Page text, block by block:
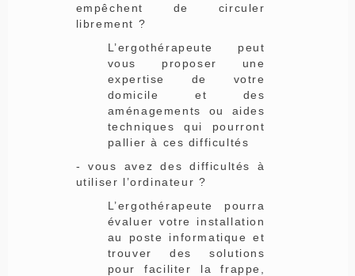
empêchent de circuler
librement ?
L’ergothérapeute peut
vous proposer une
expertise de votre
domicile et des
aménagements ou aides
techniques qui pourront
pallier à ces difficultés
- vous avez des difficultés à
utiliser l’ordinateur ?
L’ergothérapeute pourra
évaluer votre installation
au poste informatique et
trouver des solutions
pour faciliter la frappe,